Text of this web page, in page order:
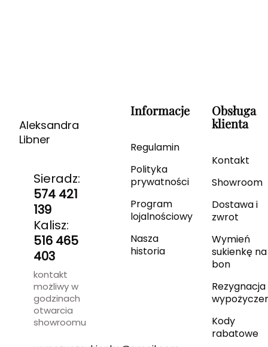
Aleksandra
Libner
Sieradz:
574 421
139
Kalisz:
516 465
403
kontakt
możliwy w
godzinach
otwarcia
showroomu
Informacje
Regulamin
Polityka
prywatności
Program
lojalnościowy
Nasza
historia
Obsługa
klienta
Kontakt
Showroom
Dostawa i
zwrot
Wymień
sukienkę na
bon
Rezygnacja
Kody
rabatowe